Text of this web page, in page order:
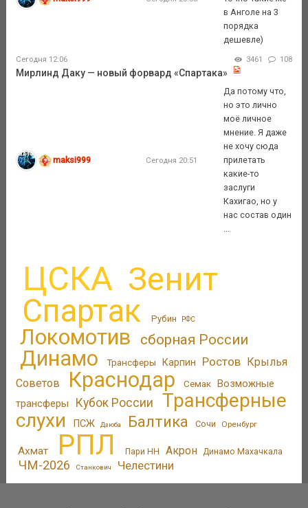
в Анголе на 3
порядка
дешевле)
Сегодня 12:06 3461 108
Мирлинд Даку — новый форвард «Спартака»
maksi999 Сегодня 20:51
Да потому что,
но это лично
моё личное
мнение. Я даже
не хочу сюда
прилетать
какие-то
заслуги
Кахигао, но у
нас состав один
...
ЦСКА Зенит
Спартак Рубин РФС
Локомотив сборная России
Динамо Трансферы Карпин Ростов
Крылья
Советов
Краснодар Семак Возможные
трансферы
Кубок России
Трансферные
слухи
ПСЖ Дзюба Балтика Сочи Оренбург
Ахмат РПЛ Пари НН Акрон Динамо Махачкала
ЧМ-2026 Станкович Челестини